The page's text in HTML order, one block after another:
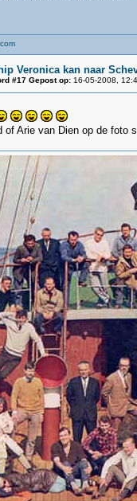
Veronica kan naar
#17 Gepost op:16-05-2008,
of Arie van Dien op de foto